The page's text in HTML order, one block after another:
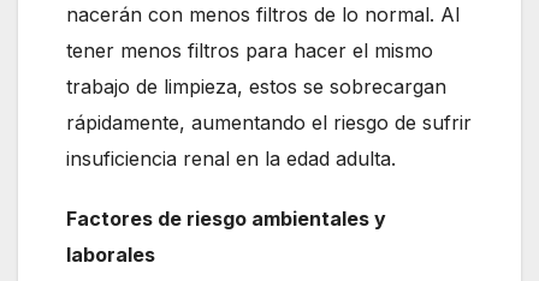
nacerán con menos filtros de lo normal. Al
tener menos filtros para hacer el mismo
trabajo de limpieza, estos se sobrecargan
rápidamente, aumentando el riesgo de sufrir
insuficiencia renal en la edad adulta.
Factores de riesgo ambientales y
laborales